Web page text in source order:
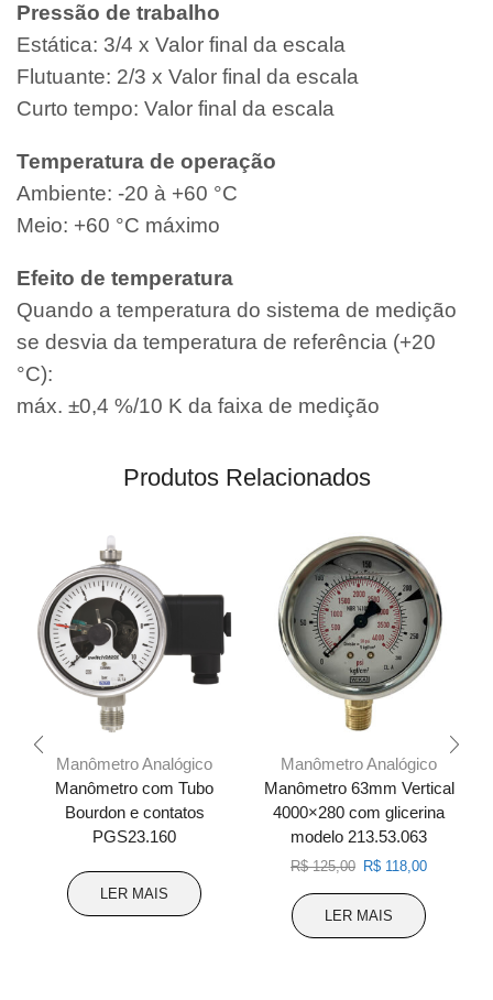
Pressão de trabalho
Estática: 3/4 x Valor final da escala
Flutuante: 2/3 x Valor final da escala
Curto tempo: Valor final da escala
Temperatura de operação
Ambiente: -20 à +60 °C
Meio: +60 °C máximo
Efeito de temperatura
Quando a temperatura do sistema de medição
se desvia da temperatura de referência (+20
°C):
máx. ±0,4 %/10 K da faixa de medição
Produtos Relacionados
Manômetro Analógico
Manômetro com Tubo
Bourdon e contatos
PGS23.160
LER MAIS
Manômetro Analógico
Manômetro 63mm Vertical
4000×280 com glicerina
modelo 213.53.063
R$125,00 O
original
R$ 118,00O
LER MAIS